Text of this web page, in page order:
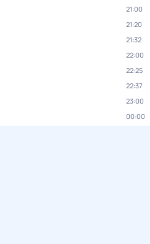
21:00
21:20
21:32
22:00
22:25
22:37
23:00
00:00